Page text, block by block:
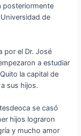
posteriormente
de
por el Dr. José
a estudiar
la capital de
sus hijos.
se casó
hijos lograron
y mucho amor